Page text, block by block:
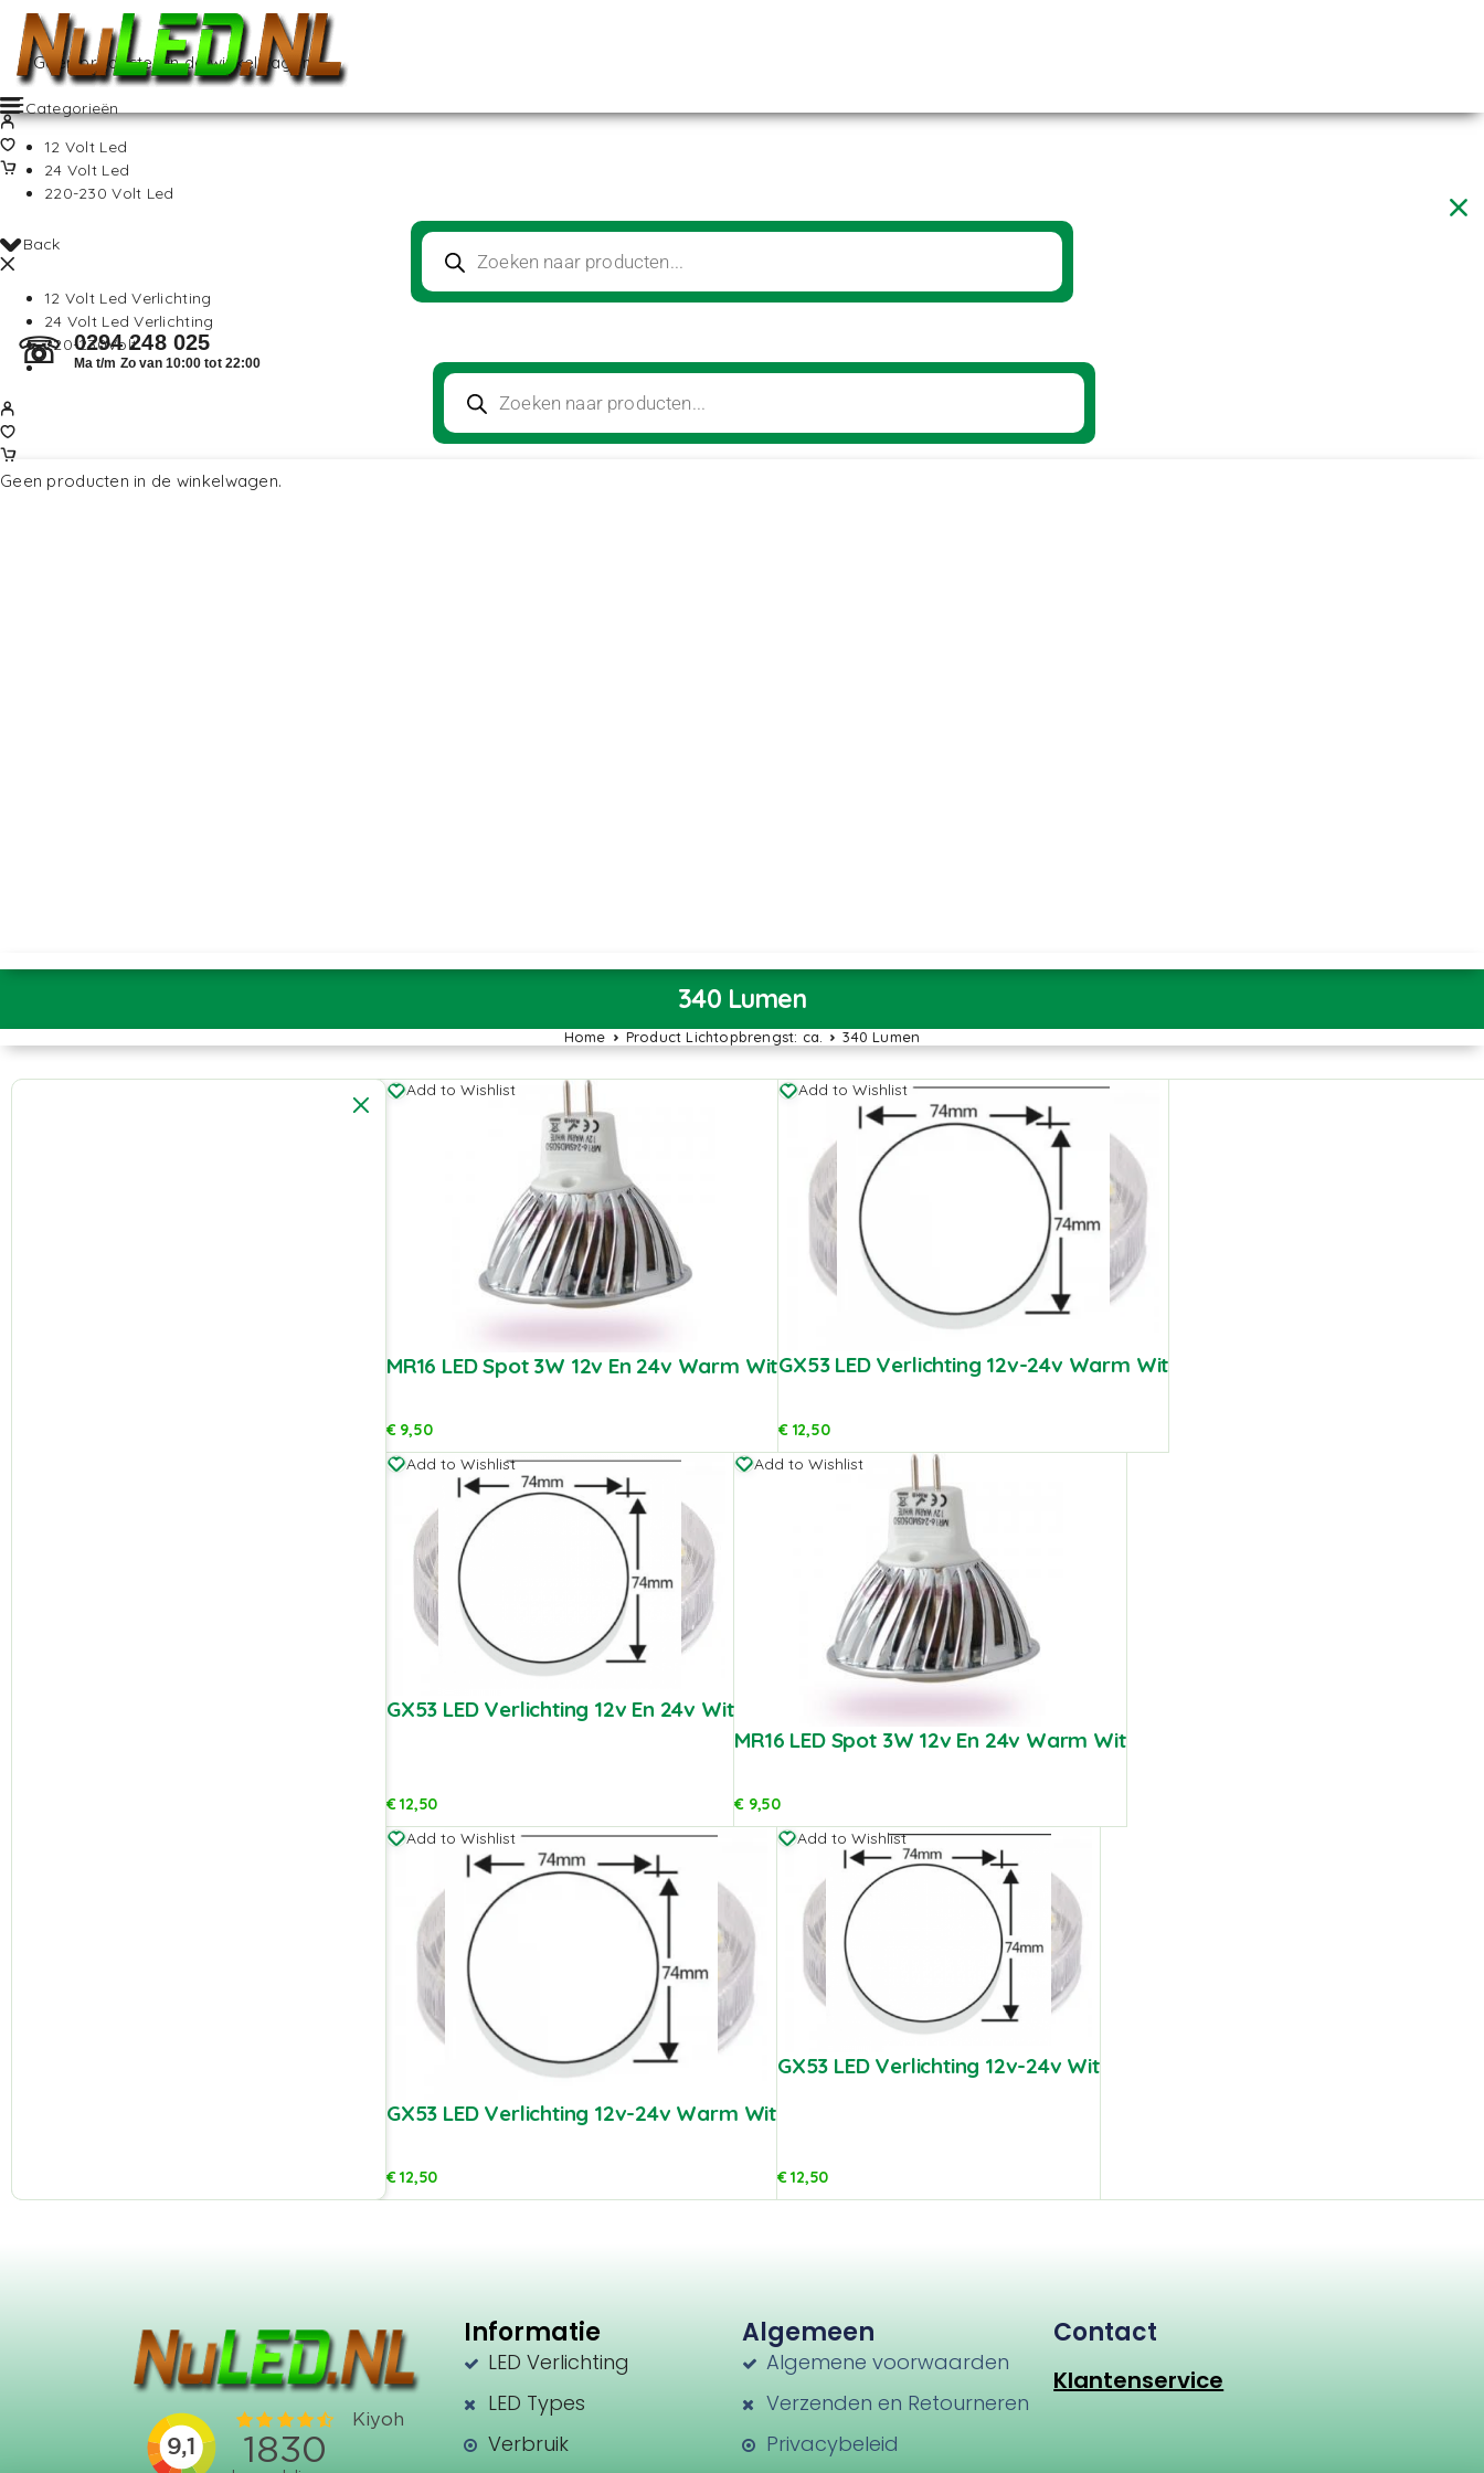
Geen producten in de winkelwagen.
Back
12 Volt Led Verlichting
24 Volt Led Verlichting
220-230Volt
Categorieën
12 Volt Led
24 Volt Led
220-230 Volt Led
☏ 0294 248 025
Ma t/m Zo van 10:00 tot 22:00
Geen producten in de winkelwagen.
340 Lumen
Home Product Lichtopbrengst: ca. 340 Lumen
Add to Wishlist
MR16 LED Spot 3W 12v En 24v Warm Wit
€9,50
Add to Wishlist
GX53 LED Verlichting 12v-24v Warm Wit
€12,50
Add to Wishlist
GX53 LED Verlichting 12v En 24v Wit
€12,50
Add to Wishlist
MR16 LED Spot 3W 12v En 24v Warm Wit
€ 9,50
Add to Wishlist
GX53 LED Verlichting 12v-24v Warm Wit
€12,50
Add to Wishlist
GX53 LED Verlichting 12v-24v Wit
€12,50
Informatie
LED Verlichting
LED Types
Verbruik
Algemeen
Algemene voorwaarden
Verzenden en Retourneren
Privacybeleid
Contact
Klantenservice